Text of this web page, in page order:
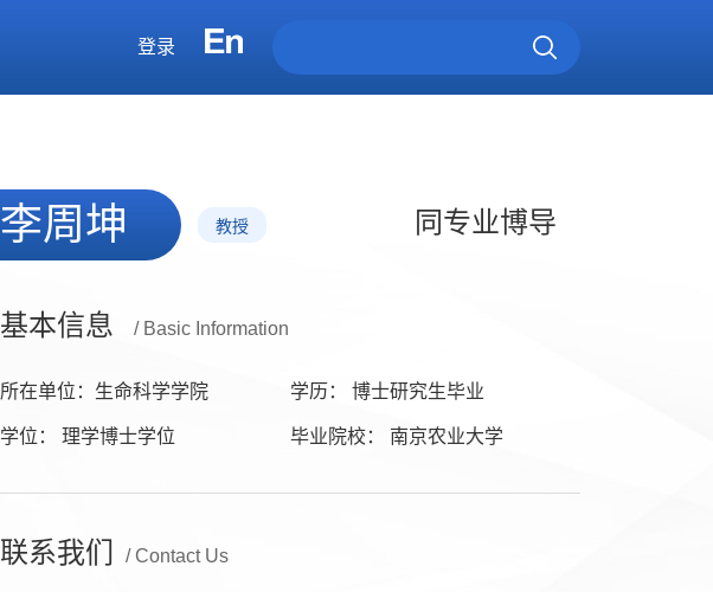
登录
李周坤 教授 同专业博导
基本信息 / Basic Information
所在单位：生命科学学院 学历： 博士研究生毕业
学位： 理学博士学位 毕业院校： 南京农业大学
联系我们 / Contact Us